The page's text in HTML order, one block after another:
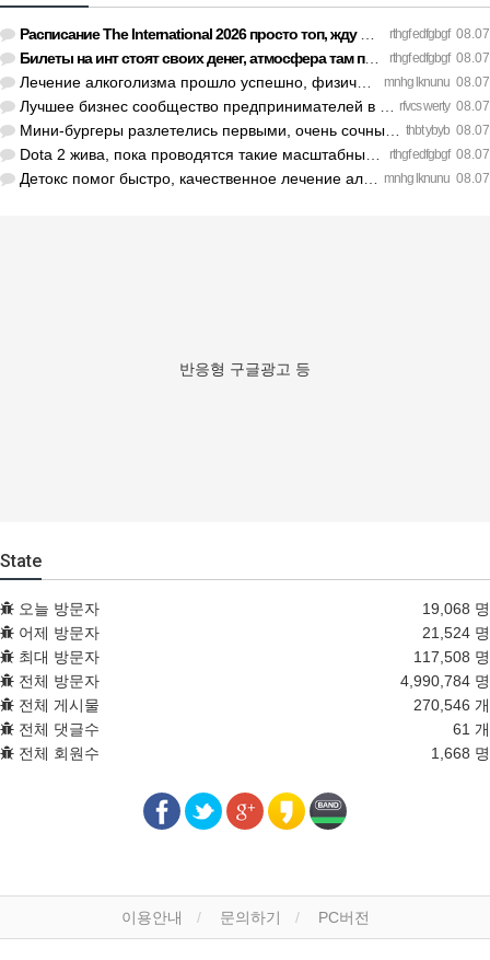
rthgf edfgbgf 08.07
Расписание The International 2026 просто топ, жду финал! htt…
rthgf edfgbgf 08.07
Билеты на инт стоят своих денег, атмосфера там просто непере…
mnhg lknunu 08.07
Лечение алкоголизма прошло успешно, физической тяги больше н…
rfvcs werty 08.07
Лучшее бизнес сообщество предпринимателей в Санкт-Петербурге…
thbt ybyb 08.07
Мини-бургеры разлетелись первыми, очень сочные. https://inte…
rthgf edfgbgf 08.07
Dota 2 жива, пока проводятся такие масштабные турниры. https…
mnhg lknunu 08.07
Детокс помог быстро, качественное лечение алкоголизма Санкт-…
반응형 구글광고 등
State
오늘 방문자
19,068 명
어제 방문자
21,524 명
최대 방문자
117,508 명
전체 방문자
4,990,784 명
전체 게시물
270,546 개
전체 댓글수
61 개
전체 회원수
1,668 명
이용안내 문의하기 PC버전